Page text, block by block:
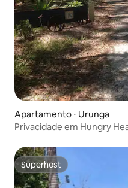
Apartamento ⋅ Urunga
Privacidade em Hungry
Superhost
Superhost